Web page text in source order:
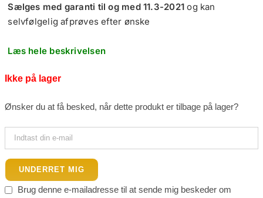
Sælges med garanti til og med 11.3-2021 og kan
selvfølgelig afprøves efter ønske
Læs hele beskrivelsen
Ikke på lager
Ønsker du at få besked, når dette produkt er tilbage på lager?
UNDERRET MIG
Brug denne e-mailadresse til at sende mig beskeder om